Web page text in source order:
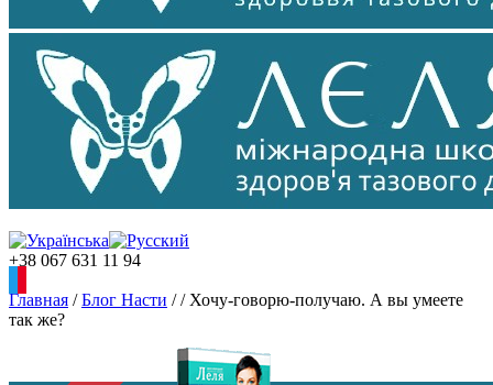
+38 067 631 11 94
Главная / Блог Насти / / Хочу-говорю-получаю. А вы умеете
так же?